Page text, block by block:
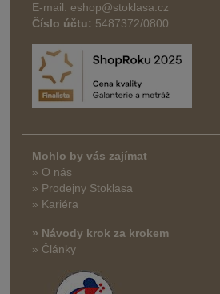
E-mail: eshop@stoklasa.cz
Číslo účtu: 5487372/0800
Mohlo by vás zajímat
» O nás
» Prodejny Stoklasa
» Kariéra
» Návody krok za krokem
» Články